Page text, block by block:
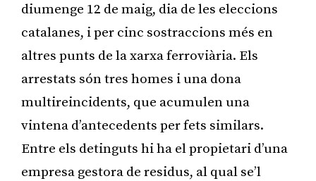
diumenge 12 de maig, dia de les eleccions
catalanes, i per cinc sostraccions més en
altres punts de la xarxa ferroviària. Els
arrestats són tres homes i una dona
multireincidents, que acumulen una
vintena d’antecedents per fets similars.
Entre els detinguts hi ha el propietari d’una
empresa gestora de residus, al qual se’l